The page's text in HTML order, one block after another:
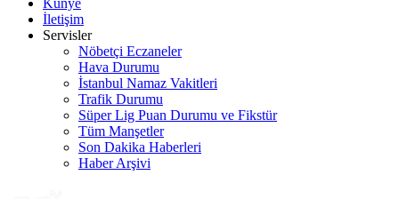
Künye
İletişim
Servisler
Nöbetçi Eczaneler
Hava Durumu
İstanbul Namaz Vakitleri
Trafik Durumu
Süper Lig Puan Durumu ve Fikstür
Tüm Manşetler
Son Dakika Haberleri
Haber Arşivi